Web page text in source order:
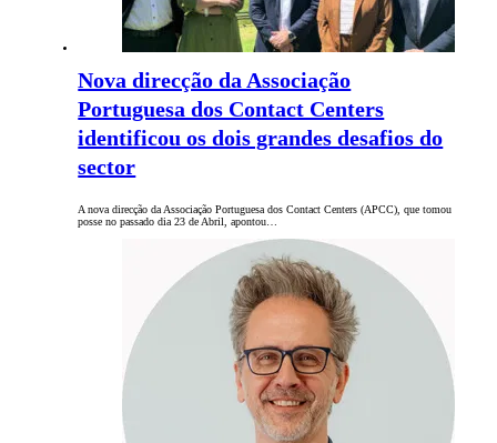
Nova direcção da Associação
Portuguesa dos Contact Centers
identificou os dois grandes desafios do
sector
A nova direcção da Associação Portuguesa dos Contact Centers (APCC), que tomou
posse no passado dia 23 de Abril, apontou…